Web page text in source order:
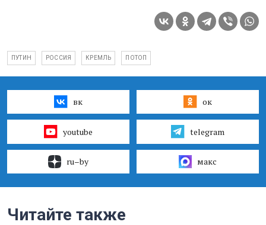
ПУТИН РОССИЯ КРЕМЛЬ ПОТОП
вк ок
youtube telegram
ru–by макс
Читайте также